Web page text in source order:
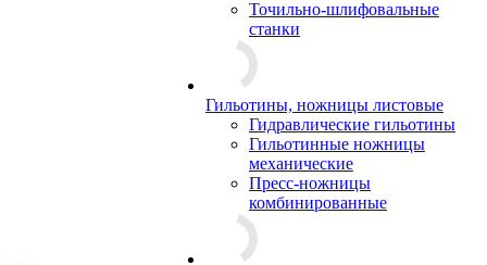
Точильно-шлифовальные
станки
Гильотины, ножницы листовые
Гидравлические гильотины
Гильотинные ножницы
механические
Пресс-ножницы
комбинированные